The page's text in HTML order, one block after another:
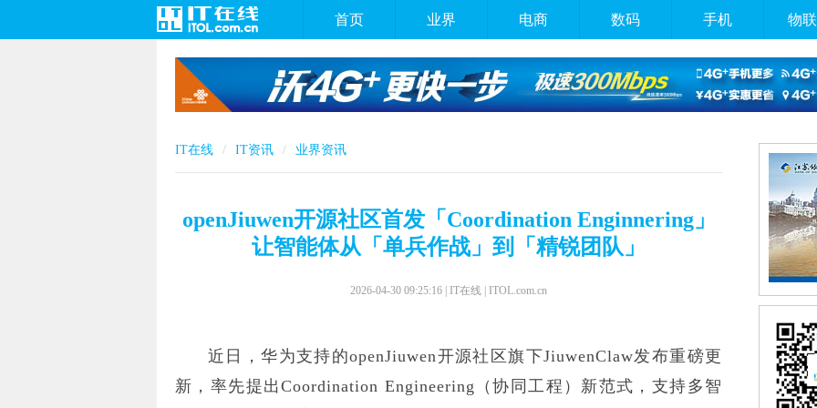
首页 业界 电商 数码 手机 物
IT在线 IT资讯 业界资讯
openJiuwen开源社区首发「Coordination Enginnering」
让智能体从「单兵作战」到「精锐团队」
2026-04-30 09:25:16 | IT在线 | ITOL.com.cn
近日，华为支持的openJiuwen开源社区旗下JiuwenClaw发布重磅更
新，率先提出Coordination Engineering（协同工程）新范式，支持多智